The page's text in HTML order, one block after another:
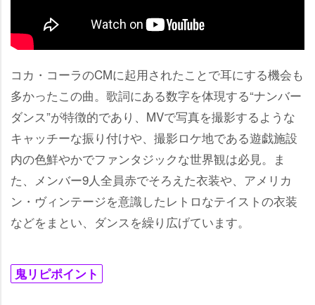
コカ・コーラのCMに起用されたことで耳にする機会も
多かったこの曲。歌詞にある数字を体現する“ナンバー
ダンス”が特徴的であり、MVで写真を撮影するような
キャッチーな振り付けや、撮影ロケ地である遊戯施設
内の色鮮やかでファンタジックな世界観は必見。ま
た、メンバー9人全員赤でそろえた衣装や、アメリカ
ン・ヴィンテージを意識したレトロなテイストの衣装
などをまとい、ダンスを繰り広げています。
鬼リピポイント